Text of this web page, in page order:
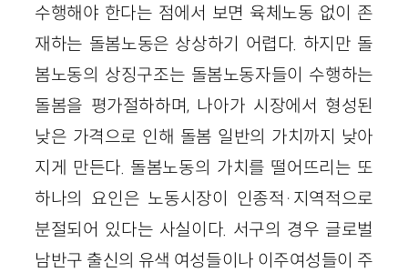
수행해야 한다는 점에서 보면 육체노동 없이 존
재하는 돌봄노동은 상상하기 어렵다. 하지만 돌
봄노동의 상징구조는 돌봄노동자들이 수행하는
돌봄을 평가절하하며, 나아가 시장에서 형성된
낮은 가격으로 인해 돌봄 일반의 가치까지 낮아
지게 만든다. 돌봄노동의 가치를 떨어뜨리는 또
하나의 요인은 노동시장이 인종적·지역적으로
분절되어 있다는 사실이다. 서구의 경우 글로벌
남반구 출신의 유색 여성들이나 이주여성들이 주